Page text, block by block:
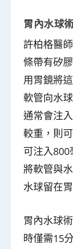
胃內水球
許柏格醫
條帶有矽
用胃鏡將
軟管向水
通常會注
較重，則
可注入
將軟管與
水球留在
胃內水球
時僅需15